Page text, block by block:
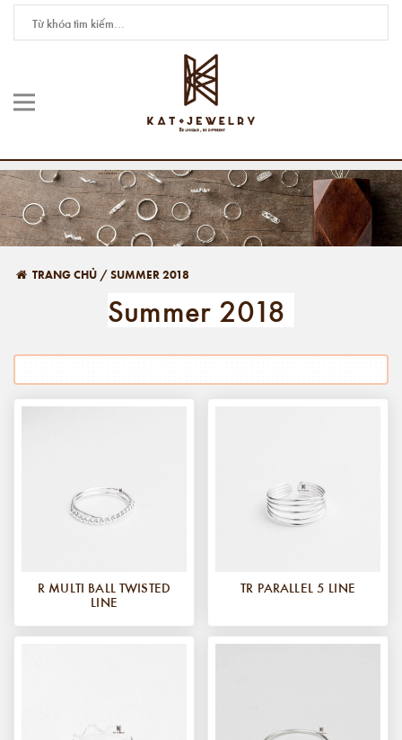
TRANG CHỦ /SUMMER 2018
Summer 2018
R MULTI BALL TWISTED
LINE
TR PARALLEL 5 LINE